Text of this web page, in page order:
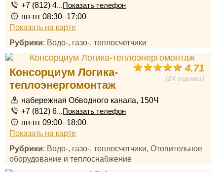
+7 (812) 4...Показать телефон
пн-пт 08:30–17:00
Показать на карте
Рубрики: Водо-, газо-, теплосчетчики
4.71
(24 оценки)
Консорциум Логика-
теплоэнергомонтаж
набережная Обводного канала, 150Ч
+7 (812) 6...Показать телефон
пн-пт 09:00–18:00
Показать на карте
Рубрики: Водо-, газо-, теплосчетчики, Отопительное
оборудование и теплоснабжение